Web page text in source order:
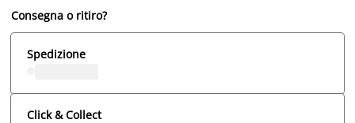
Consegna o ritiro?
Spedizione
Click & Collect